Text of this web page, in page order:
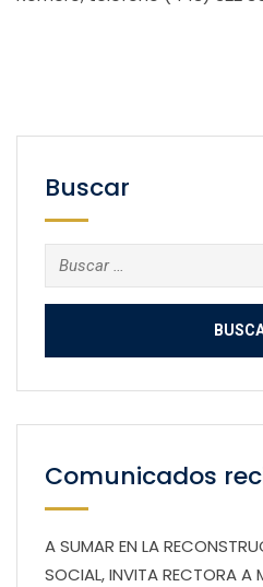
Buscar
Buscar:
Comunicados
A SUMAR EN LA
SOCIAL, INVITA RECTORA A